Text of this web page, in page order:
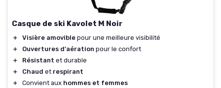
Casque de ski Kavolet M Noir
＋ Visière amovible pour une meilleure visibilité
＋
Ouvertures d'aération pour le confort
＋
Résistant et durable
＋
Chaud et respirant
＋
Convient aux hommes et femmes